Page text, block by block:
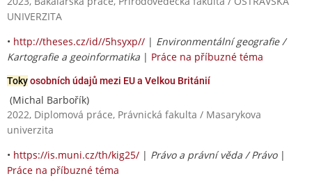
UNIVERZITA
• http://theses.cz/id//5hsyxp// | Environmentální geografie /
Kartografie a geoinformatika | Práce na příbuzné téma
Tokyosobních údajů mezi EU a Velkou Británií
(Michal Barbořík)
2022, Diplomová práce, Právnická fakulta / Masarykova
univerzita
• https://is.muni.cz/th/kig25/ | Právo a právní věda / Právo|
Práce na příbuzné téma